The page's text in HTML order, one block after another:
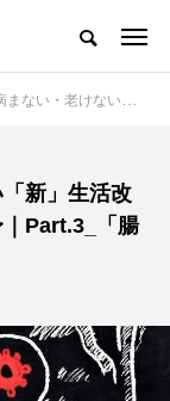
は若さに直結する〜｜Part.3_「腸を整える」ための生活改善術
新」生活改
Part.3_「腸